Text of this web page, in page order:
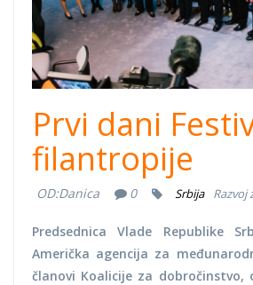
Prvi dani
filantropije
OD:Danica 0 Srbija Razvoj
Predsednica Vlade Republike
Američka agencija za
članovi Koalicije za dobročinstvo,